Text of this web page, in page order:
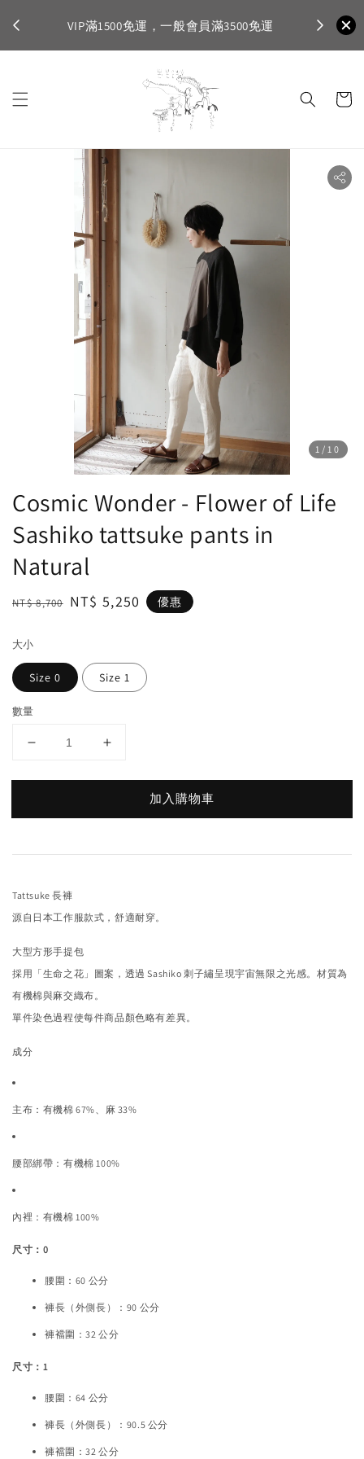
VIP滿1500免運，一般會員滿3500免運
首購登入
1 /10
Cosmic Wonder - Flower of Life
Sashiko tattsuke pants in
Natural
Regular
NT$ 8,700 Sale
NT$ 5,250 優惠
大小
Size 0 Size 1
數量
加入購物車
Tattsuke 長褲
源自日本工作服款式，舒適耐穿。
大型方形手提包
採用「生命之花」圖案，透過 Sashiko 刺子繡呈現宇宙無限之光感。材質為
有機棉與麻交織布。
單件染色過程使每件商品顏色略有差異。
成分
主布：有機棉 67%、麻 33%
腰部綁帶：有機棉 100%
內裡：有機棉 100%
尺寸：0
腰圍：60 公分
褲長（外側長）：90 公分
褲襠圍：32 公分
尺寸：1
腰圍：64 公分
褲長（外側長）：90.5 公分
褲襠圍：32 公分